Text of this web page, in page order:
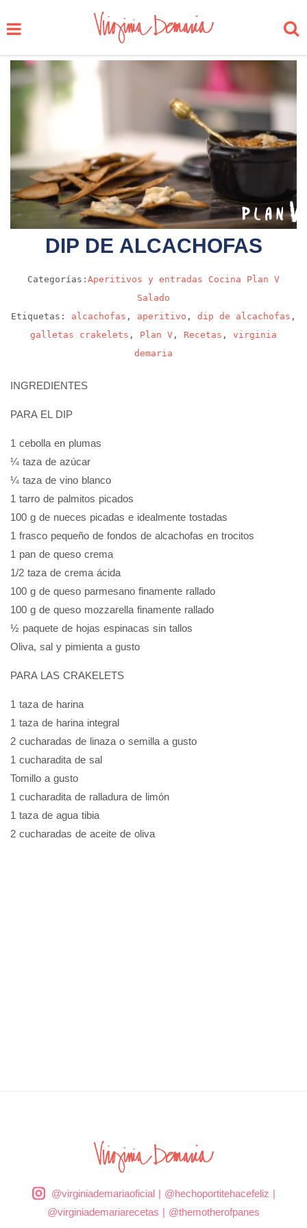
DIP DE ALCACHOFAS
Categorías: Aperitivos y entradas Cocina
Plan V
Salado
Etiquetas: alcachofas , aperitivo , dip de alcachofas ,
galletas crakelets , Plan V , Recetas , virginia
demaria
INGREDIENTES
PARA EL DIP
1 cebolla en plumas
¼ taza de azúcar
¼ taza de vino blanco
1 tarro de palmitos picados
100 g de nueces picadas e idealmente tostadas
1 frasco pequeño de fondos de alcachofas en trocitos
1 pan de queso crema
1/2 taza de crema ácida
100 g de queso parmesano finamente rallado
100 g de queso mozzarella finamente rallado
½ paquete de hojas espinacas sin tallos
Oliva, sal y pimienta a gusto
PARA LAS CRAKELETS
1 taza de harina
1 taza de harina integral
2 cucharadas de linaza o semilla a gusto
1 cucharadita de sal
Tomillo a gusto
1 cucharadita de ralladura de limón
1 taza de agua tibia
2 cucharadas de aceite de oliva
@virginiademariaoficial| @hechoportitehacefeliz |
@virginiademariarecetas | @themotherofpanes